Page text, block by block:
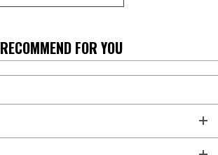
RECOMMEND FOR YOU